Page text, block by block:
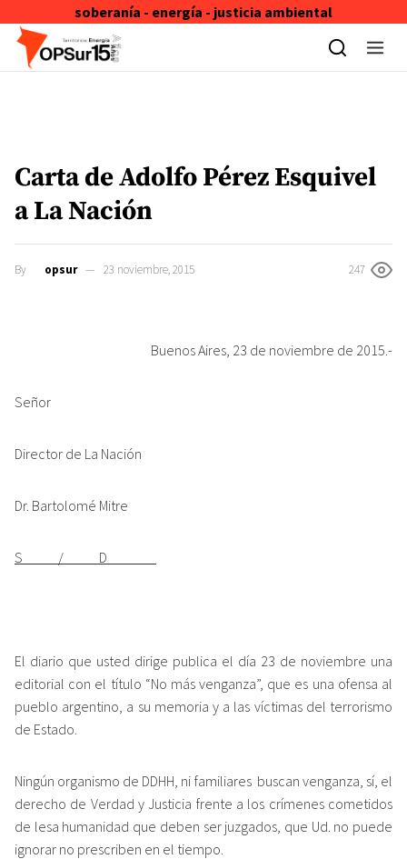
soberanía - energía - justicia ambiental
Skip to content
Carta de Adolfo Pérez Esquivel
a La Nación
By opsur 23 noviembre, 2015 247
Buenos Aires, 23 de noviembre de 2015.-
Señor
Director de La Nación
Dr. Bartolomé Mitre
S / D
El diario que usted dirige publica el día 23 de noviembre una
editorial con el título “No más venganza”, que es una ofensa al
pueblo argentino, a su memoria y a las víctimas del terrorismo
de Estado.
Ningún organismo de DDHH, ni familiares buscan venganza, sí, el
derecho de Verdad y Justicia frente a los crímenes cometidos
de lesa humanidad que deben ser juzgados, que Ud. no puede
ignorar no prescriben en el tiempo.